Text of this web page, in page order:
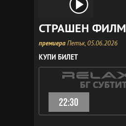
СТРАШЕН ФИЛМ
премиераПетък, 05.06.2026
КУПИ БИЛЕТ
22:30